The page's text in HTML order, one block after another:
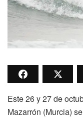
Este 26 y 27 de
Mazarrón (Murcia)